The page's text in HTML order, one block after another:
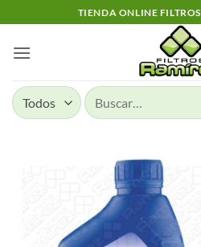
to
content
TIENDA ONLINE
Buscar
por: